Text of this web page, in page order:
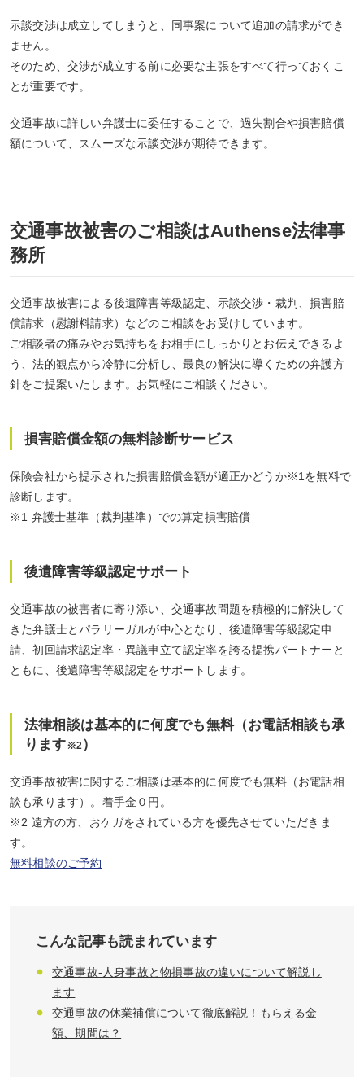
示談交渉は成立してしまうと、同事案について追加の請求ができ
ません。
そのため、交渉が成立する前に必要な主張をすべて行っておくこ
とが重要です。
交通事故に詳しい弁護士に委任することで、過失割合や損害賠償
額について、スムーズな示談交渉が期待できます。
交通事故被害のご相談はAuthense法律事
務所
交通事故被害による後遺障害等級認定、示談交渉・裁判、損害賠
償請求（慰謝料請求）などのご相談をお受けしています。
ご相談者の痛みやお気持ちをお相手にしっかりとお伝えできるよ
う、法的観点から冷静に分析し、最良の解決に導くための弁護方
針をご提案いたします。お気軽にご相談ください。
損害賠償金額の無料診断サービス
保険会社から提示された損害賠償金額が適正かどうか※1を無料で
診断します。
※1 弁護士基準（裁判基準）での算定損害賠償
後遺障害等級認定サポート
交通事故の被害者に寄り添い、交通事故問題を積極的に解決して
きた弁護士とパラリーガルが中心となり、後遺障害等級認定申
請、初回請求認定率・異議申立て認定率を誇る提携パートナーと
ともに、後遺障害等級認定をサポートします。
法律相談は基本的に何度でも無料（お電話相談も承
ります※2）
交通事故被害に関するご相談は基本的に何度でも無料（お電話相
談も承ります）。着手金０円。
※2 遠方の方、おケガをされている方を優先させていただきま
す。
無料相談のご予約
こんな記事も読まれています
交通事故-人身事故と物損事故の違いについて解説し
ます
交通事故の休業補償について徹底解説！もらえる金
額、期間は？